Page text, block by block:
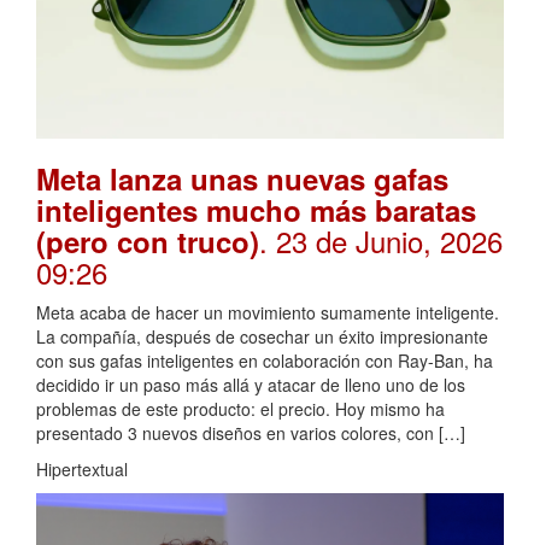
Meta lanza unas nuevas gafas
inteligentes mucho más baratas
(pero con truco). 23 de Junio, 2026
09:26
Meta acaba de hacer un movimiento sumamente inteligente.
La compañía, después de cosechar un éxito impresionante
con sus gafas inteligentes en colaboración con Ray-Ban, ha
decidido ir un paso más allá y atacar de lleno uno de los
problemas de este producto: el precio. Hoy mismo ha
presentado 3 nuevos diseños en varios colores, con […]
Hipertextual